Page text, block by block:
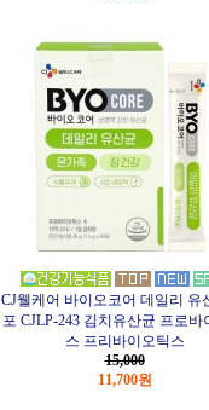
CJ웰케어 바이오코어 데일리 유
포 CJLP-243 김치유산균 프로바
스 프리바이오틱스
15,000
11,700원